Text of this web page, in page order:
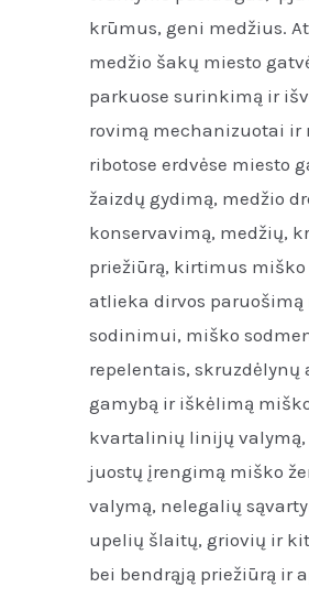
krūmus, geni medžius.
medžio šakų miesto
parkuose surinkimą ir
rovimą mechanizuotai
ribotose erdvėse miesto
žaizdų gydimą, medžio
konservavimą, medžių,
priežiūrą, kirtimus miško
atlieka dirvos
sodinimui, miško
repelentais,
gamybą ir iškėlimą
kvartalinių linijų
juostų įrengimą miško
valymą, nelegalių
upelių šlaitų, griovių ir
bei bendrąją priežiūrą ir